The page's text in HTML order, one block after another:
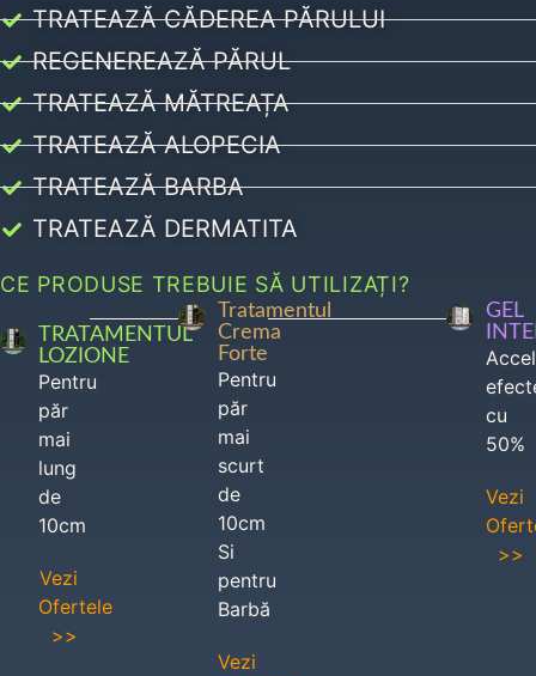
TRATEAZĂ CĂDEREA PĂRULUI
REGENEREAZĂ PĂRUL
TRATEAZĂ MĂTREAȚA
TRATEAZĂ ALOPECIA
TRATEAZĂ BARBA
TRATEAZĂ DERMATITA
CE PRODUSE TREBUIE SĂ UTILIZAȚI?
TRATAMENTUL
LOZIONE
Pentru
păr
mai
lung
de
10cm
Vezi
Ofertele
>>
Tratamentul
Crema
Forte
Pentru
păr
mai
scurt
de
10cm
Si
pentru
Barbă
Vezi
GEL
cu
50%
Vezi
>>